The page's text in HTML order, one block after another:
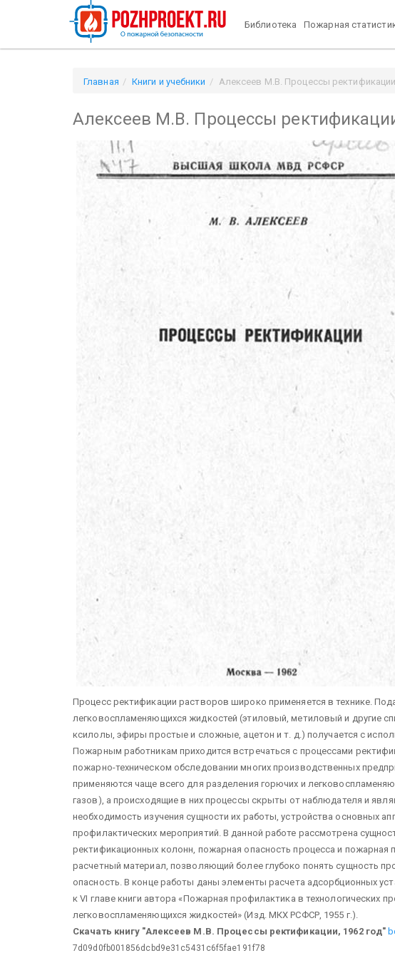
Библиотека Пожарная
Главная Книги и учебники Алексеев М.В. Процессы
Алексеев М.В. Процессы
Процесс ректификации растворов широко применяется в технике.
легковоспламеняющихся жидкостей (этиловый, метиловый и другие
ксилолы, эфиры простые и сложные, ацетон и т. д.) получается с
Пожарным работникам приходится встречаться с процессами
пожарно-техническом обследовании многих производственных
применяются чаще всего для разделения горючих и
газов), а происходящие в них процессы скрыты от наблюдателя и
необходимость изучения сущности их работы, устройства основных
профилактических мероприятий. В данной работе рассмотрена
ректификационных колонн, пожарная опасность процесса и пожарная
расчетный материал, позволяющий более глубоко понять сущность
опасность. В конце работы даны элементы расчета адсорбционных
к VI главе книги автора «Пожарная профилактика в технологических
легковоспламеняющихся жидкостей» (Изд. МКХ РСФСР, 1955 г.).
Скачать книгу "Алексеев М.В. Процессы ректификации, 1962 год"
7d09d0fb001856dcbd9e31c5431c6f5fae191f78